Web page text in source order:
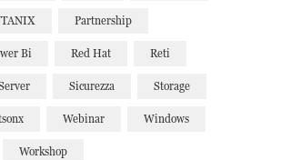
Partnership
Bi Red Hat Reti
Sicurezza Storage
Webinar Windows
Workshop